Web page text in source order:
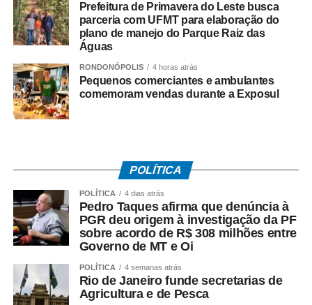
Seleção feminina encara
Japão nas quartas
Terceira colocada na fase preliminar, a seleção brasileira
feminina de vôlei terá pela frente o Japão (6º) nas quartas
de final da Liga das Nações. O duelo está programado
para 22 de julho (uma quarta-feira), às 8h30 (horário de
Após a França, a Amarelinha terá pela frente os Estados
Unidos na quinta (16), às 22h, e no dia seguinte, encara a
Polônia, também às 22h. O último duelo será contra a
China, no domingo (19), às 14h.
A relação de atletas relacionados por Bernadinho inclui
Cachopa e Brasília (levantadores); Darlan e Bryan
(opostos); Lucarelli, Adriano, Honorato e Arthur Bento
Prefeitura de Primavera do Leste busca
parceria com UFMT para elaboração do
plano de manejo do Parque Raiz das
Águas
RONDONÓPOLIS 4 horas atrás
Pequenos comerciantes e ambulantes
comemoram vendas durante a Exposul
POLÍTICA
POLÍTICA 4 dias atrás
Pedro Taques afirma que denúncia à
PGR deu origem à investigação da PF
sobre acordo de R$ 308 milhões entre
Governo de MT e Oi
POLÍTICA 4 semanas atrás
Rio de Janeiro funde secretarias de
Agricultura e de Pesca